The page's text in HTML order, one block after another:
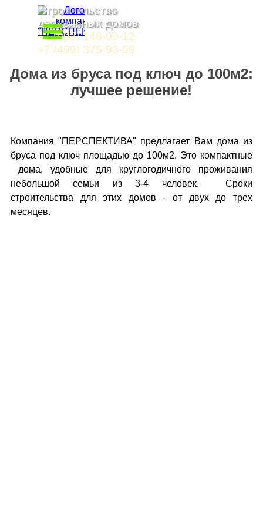
Перейти к контенту
+7 (903) 146-00-12
Пропустить меню
Строительство
деревянных домов
+7 (499) 375-93-99
Дома из бруса под ключ до 100м2:
лучшее решение!
Компания "ПЕРСПЕКТИВА" предлагает Вам дома из
бруса под ключ площадью до 100м2. Это компактные
дома, удобные для круглогодичного проживания
небольшой семьи из 3-4 человек. Сроки
строительства для этих домов - от двух до трех
месяцев.